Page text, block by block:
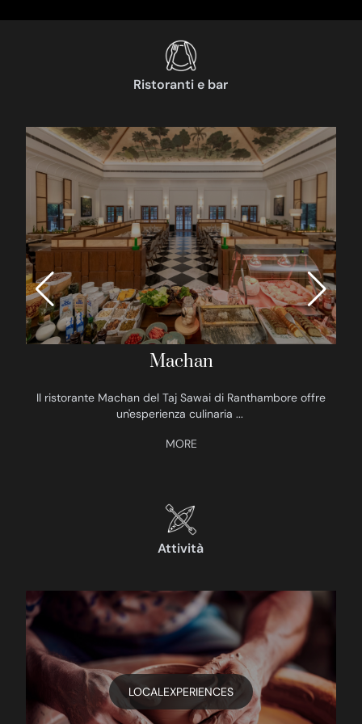
Ristoranti e bar
Machan
Il ristorante Machan del Taj Sawai di Ranthambore offre
un'esperienza culinaria ...
Attività
LOCALEXPERIENCES